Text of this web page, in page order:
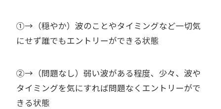
①→（穏やか）波のことやタイミングなど一切気
にせず誰でもエントリーができる状態
②→（問題なし）弱い波がある程度、少々、波や
タイミングを気にすれば問題なくエントリーがで
きる状態